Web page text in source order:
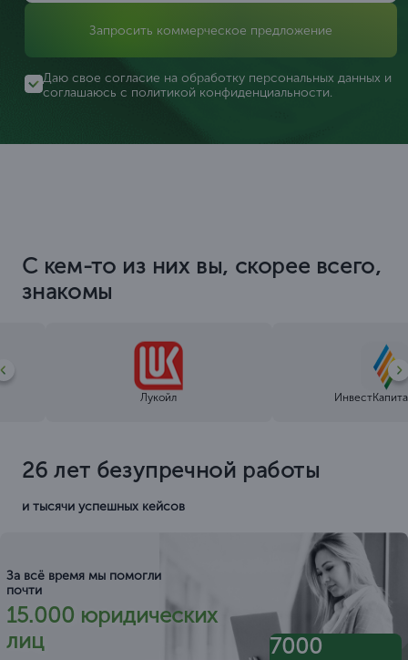
Запросить коммерческое предложение
Даю свое согласие на обработку персональных данных и
соглашаюсь с политикой конфиденциальности.
С кем-то из них вы, скорее всего,
знакомы
Лукойл
26 лет безупречной работы
и тысячи успешных кейсов
За всё время мы помогли
почти
15.000 юридических
лиц
7000